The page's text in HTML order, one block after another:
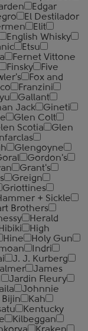
Edgar
El Destilador
Elit
English Whisky
Etsu
Fernet Vittone
Finsky
Five
Fox and
Franzini
Gallant
Jack
Gineti
Glen Colt
Scotia
Glen
Glengoyne
Gordon's
Grant's
Greign
Griottines
+ Sickle
Brothers
Herald
Hibiki
High
Hine
Holy Gun
Indri
J. J. Kurberg
James
Jardin Fleury
Johnnie
Bijin
Kah
Kentucky
Kilbeggan